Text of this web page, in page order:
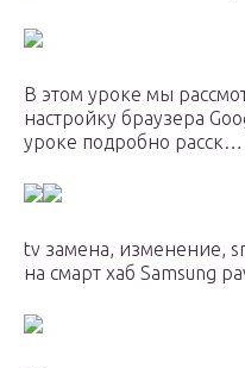
В этом уроке мы
настройку браузера
уроке подробно расск…
tv замена, изменение,
на смарт хаб Samsung